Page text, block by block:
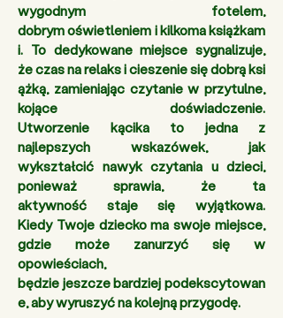
wygodnym fotelem,
dobrym oświetleniem i kilkoma książkam
i. To dedykowane miejsce sygnalizuje,
że czas na relaks i cieszenie się dobrą ksi
ążką, zamieniając czytanie w przytulne,
kojące doświadczenie.
Utworzenie kącika to jedna z
najlepszych wskazówek, jak
wykształcić nawyk czytania u dzieci,
ponieważ sprawia, że ta
aktywność staje się wyjątkowa.
Kiedy Twoje dziecko ma swoje miejsce,
gdzie może zanurzyć się w
opowieściach,
będzie jeszcze bardziej podekscytowan
e, aby wyruszyć na kolejną przygodę.